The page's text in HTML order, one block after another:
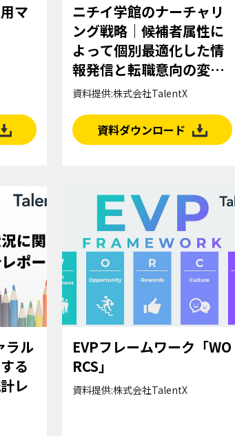
マ
ニチイ学館のナーチャリ
ング戦略｜候補者属性に
よって個別最適化した情
報発信と転職意向の変化
を見逃さない仕組みとは
資料提供:株式会社TalentX
資料ダウンロード
ラル
る
レ
EVPフレームワーク「WO
RCS」
資料提供:株式会社TalentX